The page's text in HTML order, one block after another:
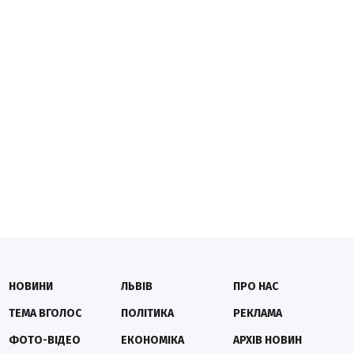
НОВИНИ
ТЕМА ВГОЛОС
ФОТО-ВІДЕО
ЛЬВІВ
ПОЛІТИКА
ЕКОНОМІКА
ПРО НАС
РЕКЛАМА
АРХІВ НОВИН